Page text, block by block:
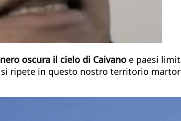
oscura il cielo di Caivano e paesi
ripete in questo nostro territorio